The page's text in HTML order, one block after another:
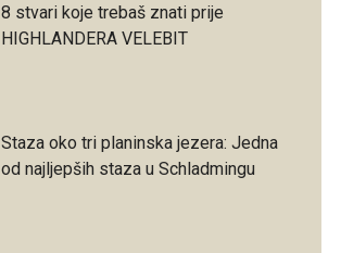
8 stvari koje trebaš znati prije
HIGHLANDERA VELEBIT
Staza oko tri planinska jezera: Jedna
od najljepših staza u Schladmingu